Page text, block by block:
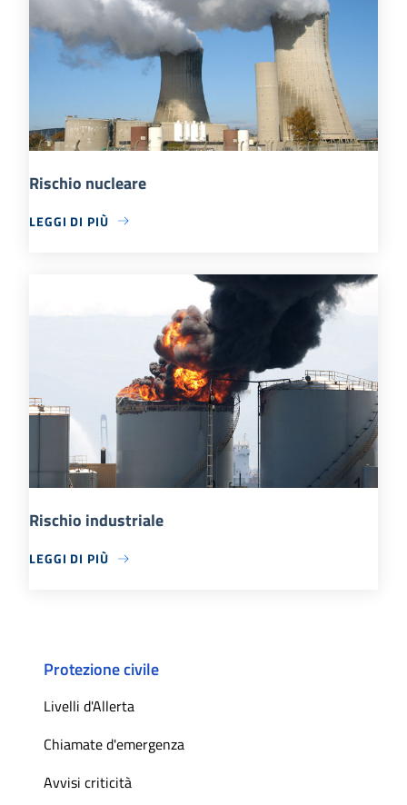
Rischio nucleare
LEGGI DI PIÙ
Rischio industriale
LEGGI DI PIÙ
Protezione civile
Livelli d'Allerta
Chiamate d'emergenza
Avvisi criticità